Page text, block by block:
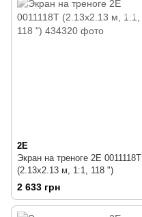
2E
Экран на треноге 2E 0011118T
(2.13x2.13 м, 1:1, 118 ")
2 633 грн